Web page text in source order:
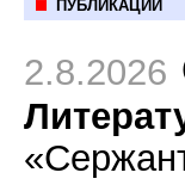
ПУБЛИКАЦИИ
2.8.2026